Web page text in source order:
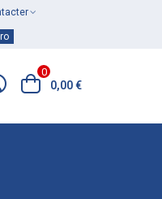
0
0,00 €